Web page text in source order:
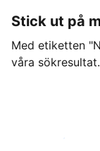
Stick ut på
Med etiketten
våra sökresultat.
Kom igång idag